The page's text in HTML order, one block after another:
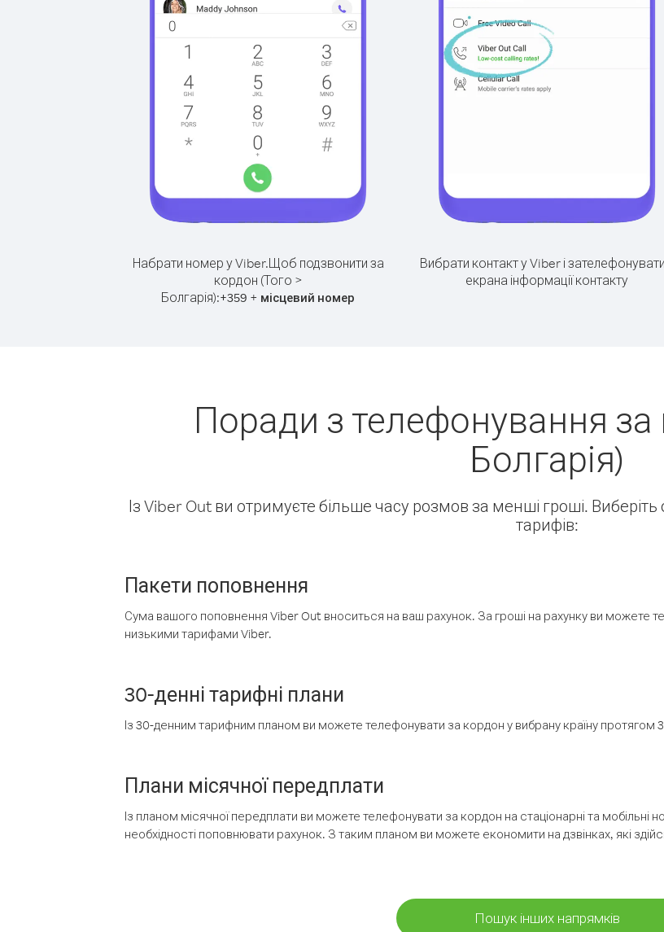
Набрати номер у Viber.Щоб подзвонити за
кордон (Того >
Болгарія):+359 + місцевий номер
Вибрати контакт у Viber і
екрана інформації контакту
Поради з телефонування за
Болгарія)
Із Viber Out ви отримуєте більше часу розмов за менші гроші.
тарифів:
Пакети поповнення
Сума вашого поповнення Viber Out вноситься на ваш рахунок. За гроші на рахунку ви можете
низькими тарифами Viber.
30-денні тарифні плани
Із 30-денним тарифним планом ви можете телефонувати за кордон у вибрану країну протягом
Плани місячної передплати
Із планом місячної передплати ви можете телефонувати за кордон на стаціонарні та
необхідності поповнювати рахунок. З таким планом ви можете економити на дзвінках, які
Пошук інших напрямків